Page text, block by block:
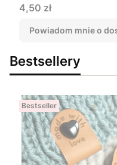
Cena
4,50 zł
Powiadom mnie o
Bestsellery
Bestseller